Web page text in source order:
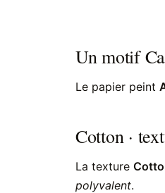
Un motif
Le papier peint
Cotton ·
La texture
polyvalent.